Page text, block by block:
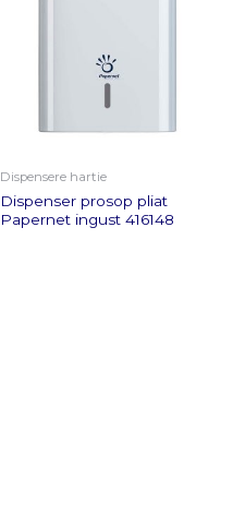
Dispensere hartie
Dispenser prosop pliat
Papernet ingust 416148